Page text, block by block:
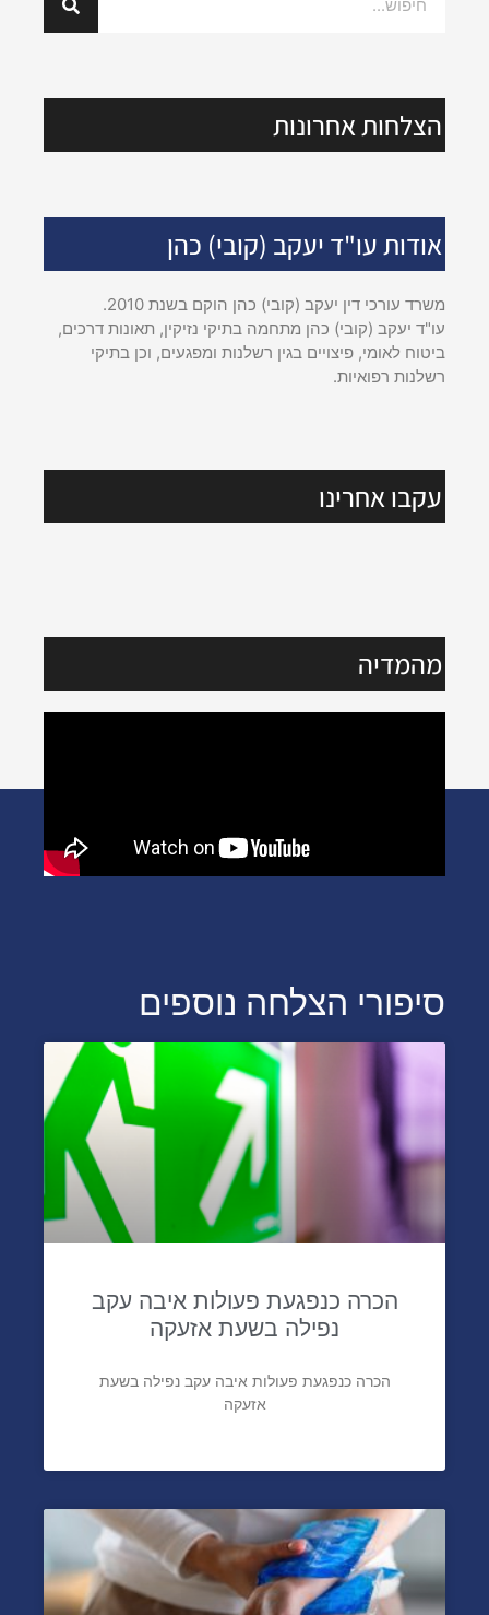
הצלחות אחרונות
אודות עו"ד יעקב (קובי) כהן
משרד עורכי דין יעקב (קובי) כהן הוקם בשנת 2010.
עו"ד יעקב (קובי) כהן מתחמה בתיקי נזיקין, תאונות דרכים,
ביטוח לאומי, פיצויים בגין רשלנות ומפגעים, וכן בתיקי
רשלנות רפואיות.
עקבו אחרינו
מהמדיה
סיפורי הצלחה נוספים
הכרה כנפגעת פעולות איבה עקב
נפילה בשעת אזעקה
הכרה כנפגעת פעולות איבה עקב נפילה בשעת
אזעקה